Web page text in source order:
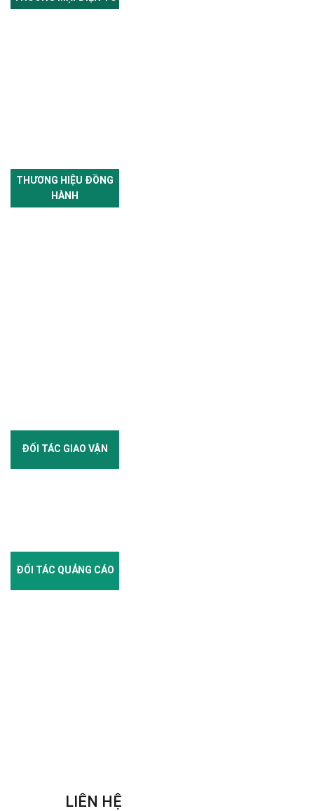
THƯƠNG HIỆU ĐỒNG
HÀNH
ĐỐI TÁC GIAO VẬN
ĐỐI TÁC QUẢNG CÁO
LIÊN HỆ